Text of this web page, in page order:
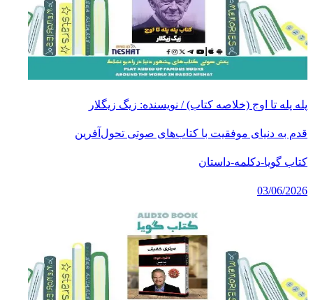
پله پله تا اوج (خلاصه کتاب) / نویسنده: زیگ زیگلار
قدم به دنیای موفقیت با کتاب‌های صوتی تحول‌آفرین
کتاب گویا-دکلمه-داستان
03/06/2026